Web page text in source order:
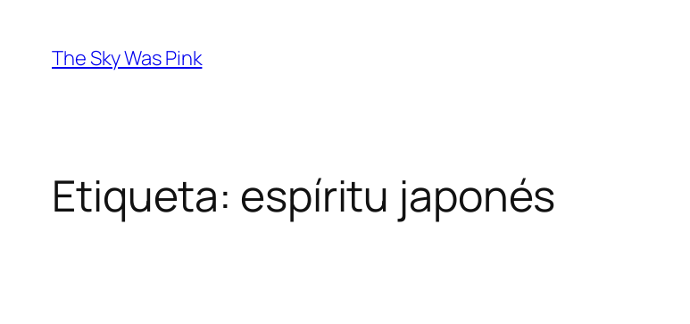
contenido
The Sky Was Pink
Etiqueta: espíritu japonés